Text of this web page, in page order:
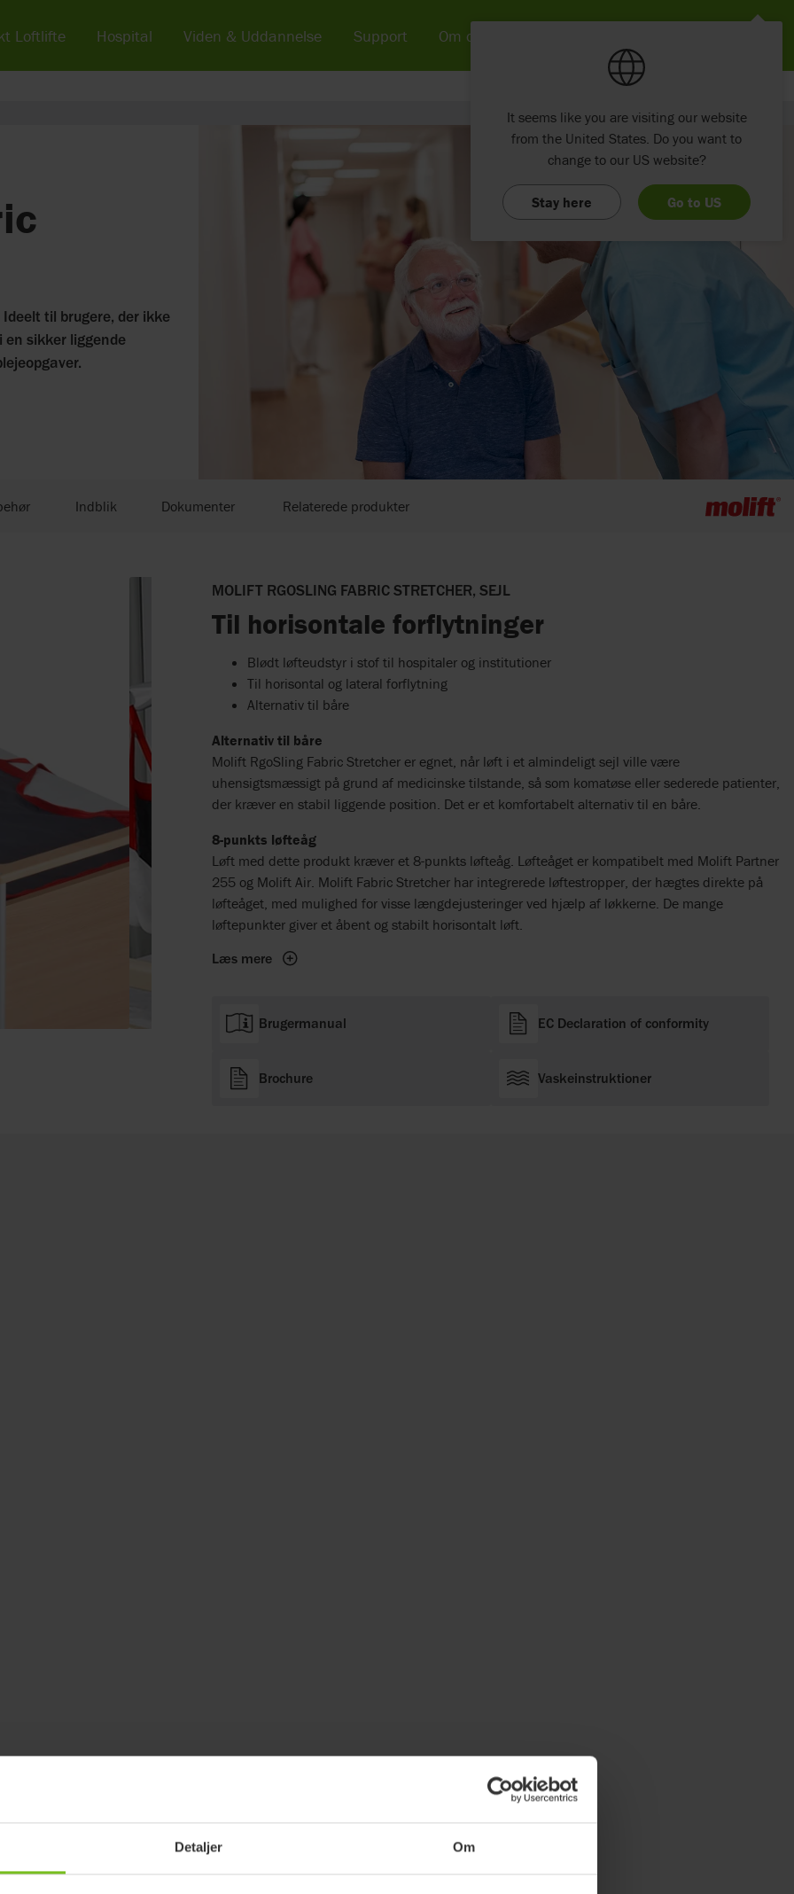
Detaljer Om
til brugere, der ikke
sikker liggende
Indblik Dokumenter Relaterede produkter
MOLIFT RGOSLING FABRIC STRETCHER, SEJL
Til horisontale forflytninger
Blødt løfteudstyr i stof til hospitaler og institutioner
Til horisontal og lateral forflytning
Alternativ til båre
Alternativ til båre
Molift RgoSling Fabric Stretcher er egnet, når løft i et almindeligt sejl ville være
uhensigtsmæssigt på grund af medicinske tilstande, så som komatøse eller sederede patienter,
der kræver en stabil liggende position. Det er et komfortabelt alternativ til en båre.
8-punkts løfteåg
Løft med dette produkt kræver et 8-punkts løfteåg. Løfteåget er kompatibelt med Molift Partner
255 og Molift Air. Molift Fabric Stretcher har integrerede løftestropper, der hægtes direkte på
løfteåget, med mulighed for visse længdejusteringer ved hjælp af løkkerne. De mange
løftepunkter giver et åbent og stabilt horisontalt løft.
Læs mere
Brugermanual EC Declaration of conformity
Brochure Vaskeinstruktioner
Loftlifte Hospital Viden & Uddannelse Support Om os
It seems like you are visiting our website
from the United States. Do you want to
change to our US website?
Stay here Go to US